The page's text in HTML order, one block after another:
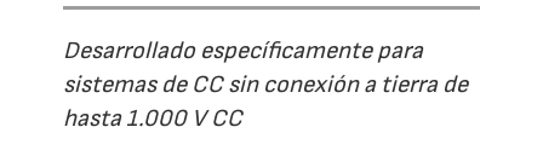
Desarrollado específicamente para
sistemas de CC sin conexión a tierra de
hasta 1.000 V CC